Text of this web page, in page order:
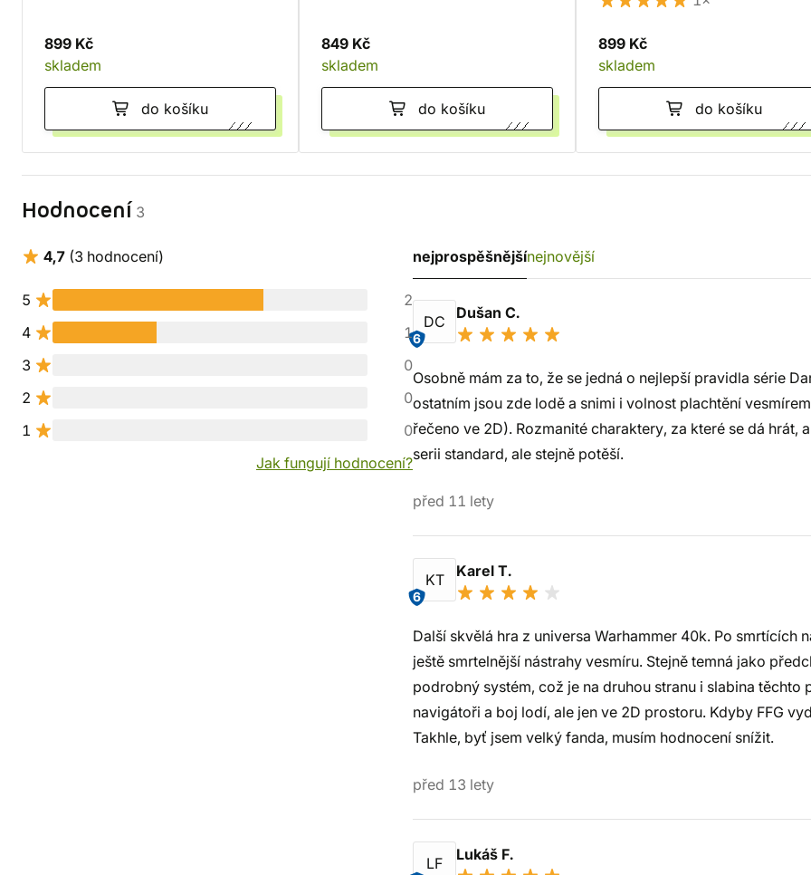
899 Kč
skladem
do košíku
849 Kč
skladem
do košíku
899 Kč
skladem
do košíku
Hodnocení 3
4,7 (3 hodnocení)
5
2
4
1
3
0
2
0
1
0
Jak fungují hodnocení?
nejprospěšnějšínejnovější
DC
6
Dušan C.
Osobně mám za to, že se jedná o nejlepší pravidla série
ostatním jsou zde lodě a snimi i volnost plachtění
řečeno ve 2D). Rozmanité charaktery, za které se dá
serii standard, ale stejně potěší.
před 11 lety
KT
6
Karel T.
Další skvělá hra z universa Warhammer 40k. Po smrtících
ještě smrtelnější nástrahy vesmíru. Stejně temná jako
podrobný systém, což je na druhou stranu i slabina
navigátoři a boj lodí, ale jen ve 2D prostoru. Kdyby FFG
Takhle, byť jsem velký fanda, musím hodnocení snížit.
před 13 lety
LF Lukáš F.